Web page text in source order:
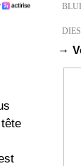
→